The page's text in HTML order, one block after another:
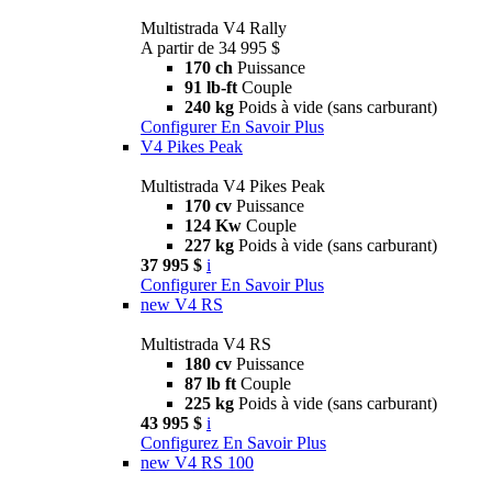
Multistrada V4 Rally
A partir de 34 995 $
170 ch Puissance
91 lb-ft Couple
240 kg Poids à vide (sans carburant)
Configurer En Savoir Plus
V4 Pikes Peak
Multistrada V4 Pikes Peak
170 cv Puissance
124 Kw Couple
227 kg Poids à vide (sans carburant)
37 995 $ i
Configurer En Savoir Plus
new V4 RS
Multistrada V4 RS
180 cv Puissance
87 lb ft Couple
225 kg Poids à vide (sans carburant)
43 995 $ i
Configurez En Savoir Plus
new V4 RS 100